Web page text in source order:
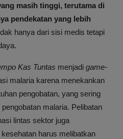
masih tinggi, terutama di
pendekatan yang lebih
hanya dari sisi medis tetapi
Kas Tuntas menjadi game-
malaria karena menekankan
pengobatan, yang sering
malaria. Pelibatan
lintas sektor juga
harus melibatkan